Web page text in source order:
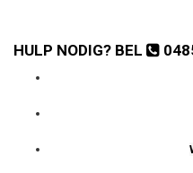
HULP NODIG? BEL